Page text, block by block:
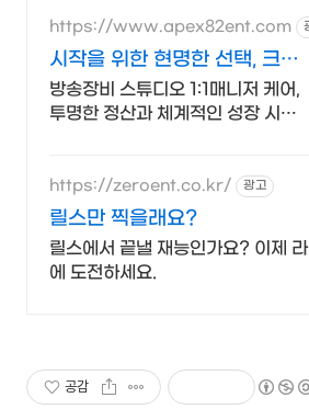
https://www.apex82ent.com
시작을 위한 현명한 선택, 크리
에이터, BJ 상시 모집
방송장비 스튜디오 1:1매니저 케어,
투명한 정산과 체계적인 성장 시스
https://zeroent.co.kr/ 광고
릴스만 찍을래요?
릴스에서 끝낼 재능인가요? 이제
에 도전하세요.
공감